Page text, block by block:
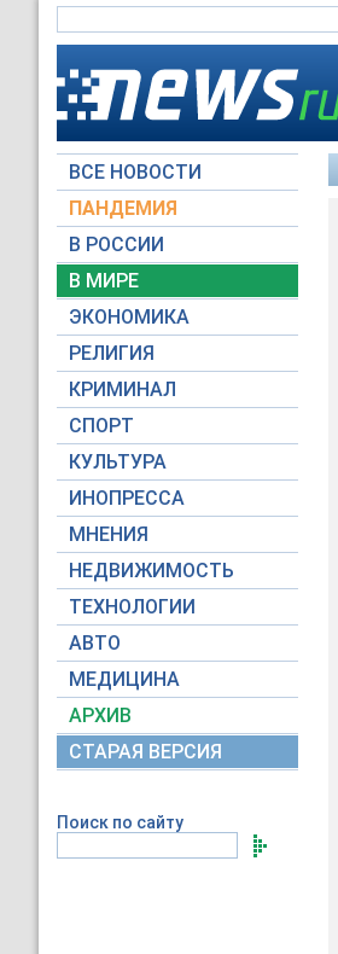
ВСЕ НОВОСТИ
ПАНДЕМИЯ
В РОССИИ
В МИРЕ
ЭКОНОМИКА
РЕЛИГИЯ
КРИМИНАЛ
СПОРТ
КУЛЬТУРА
ИНОПРЕССА
МНЕНИЯ
НЕДВИЖИМОСТЬ
ТЕХНОЛОГИИ
АВТО
МЕДИЦИНА
АРХИВ
СТАРАЯ ВЕРСИЯ
Поиск по сайту